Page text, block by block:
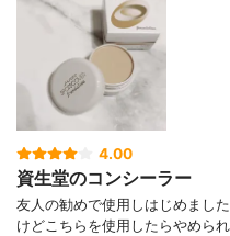
4.00
資生堂のコンシーラー
友人の勧めで使用しはじめまし
けどこちらを使用したらやめら